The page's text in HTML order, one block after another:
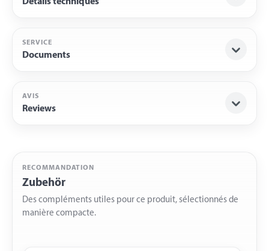
SERVICE
Documents
AVIS
Reviews
RECOMMANDATION
Zubehör
Des compléments utiles pour ce produit, sélectionnés de
manière compacte.